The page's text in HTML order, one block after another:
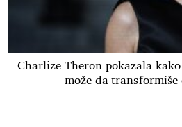
Charlize Theron pokazala
može da